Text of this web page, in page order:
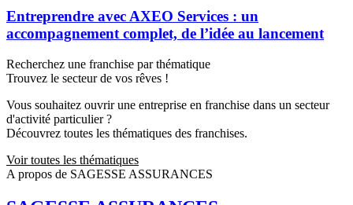
Entreprendre avec AXEO Services : un
accompagnement complet, de l’idée au lancement
Recherchez une franchise par thématique
Trouvez le secteur de vos rêves !
Vous souhaitez ouvrir une entreprise en franchise dans un secteur
d'activité particulier ?
Découvrez toutes les thématiques des franchises.
Voir toutes les thématiques
A propos de SAGESSE ASSURANCES